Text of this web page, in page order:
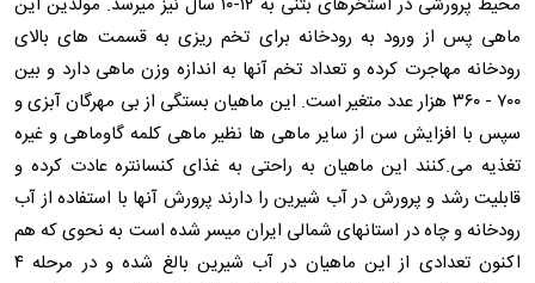
ماهی پس از ورود به رودخانه برای تخم ریزی به قسمت های بالای
رودخانه مهاجرت کرده و تعداد تخم آنها به اندازه وزن ماهی دارد و بین
۷۰۰ - ۳۶۰ هزار عدد متغیر است. این ماهیان بستگی از بی مهرگان آبزی و
سپس با افزایش سن از سایر ماهی ها نظیر ماهی کلمه گاوماهی و غیره
تغذیه می.کنند این ماهیان به راحتی به غذای کنسانتره عادت کرده و
قابلیت رشد و پرورش در آب شیرین را دارند پرورش آنها با استفاده از آب
رودخانه و چاه در استانهای شمالی ایران میسر شده است به نحوی که هم
اکنون تعدادی از این ماهیان در آب شیرین بالغ شده و در مرحله ۴